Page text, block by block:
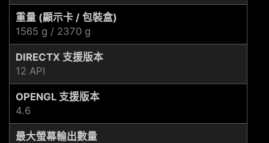
重量 (顯示卡 / 包裝盒)
1565 g / 2370 g
DIRECTX 支援版本
12 API
OPENGL 支援版本
4.6
最大螢幕輸出數量